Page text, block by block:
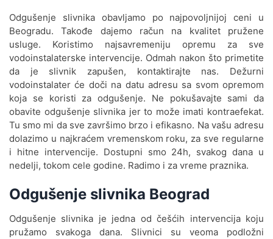
Odgušenje kanalizacije Julino
Brdo
Odgušenje kanalizacije Južni
Bulevar
Odgušenje kanalizacije
Kalemegdan
Odgušenje kanalizacije
Kaluđerica
Kanarevo Brdo
Odgušenje kanalizacije
Karaburma
Odgušenje slivnika obavljamo po najpovoljnijoj ceni u
Beogradu. Takođe dajemo račun na kvalitet pružene
usluge. Koristimo najsavremeniju opremu za sve
vodoinstalaterske intervencije. Odmah nakon što primetite
da je slivnik zapušen, kontaktirajte nas. Dežurni
vodoinstalater će doči na datu adresu sa svom opremom
koja se koristi za odgušenje. Ne pokušavajte sami da
obavite odgušenje slivnika jer to može imati kontraefekat.
Tu smo mi da sve završimo brzo i efikasno. Na vašu adresu
dolazimo u najkraćem vremenskom roku, za sve regularne
i hitne intervencije. Dostupni smo 24h, svakog dana u
nedelji, tokom cele godine. Radimo i za vreme praznika.
Odgušenje slivnika Beograd
Odgušenje slivnika je jedna od češćih intervencija koju
pružamo svakoga dana. Slivnici su veoma podložni